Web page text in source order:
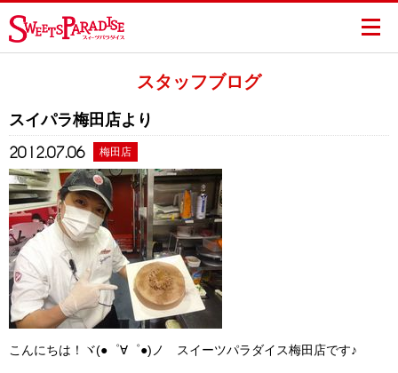
スタッフブログ
スイパラ梅田店より
2012.07.06 梅田店
こんにちは！ヾ(●゜∀゜●)ノ スイーツパラダイス梅田店です♪